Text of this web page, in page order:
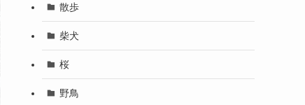
散歩
柴犬
桜
野鳥